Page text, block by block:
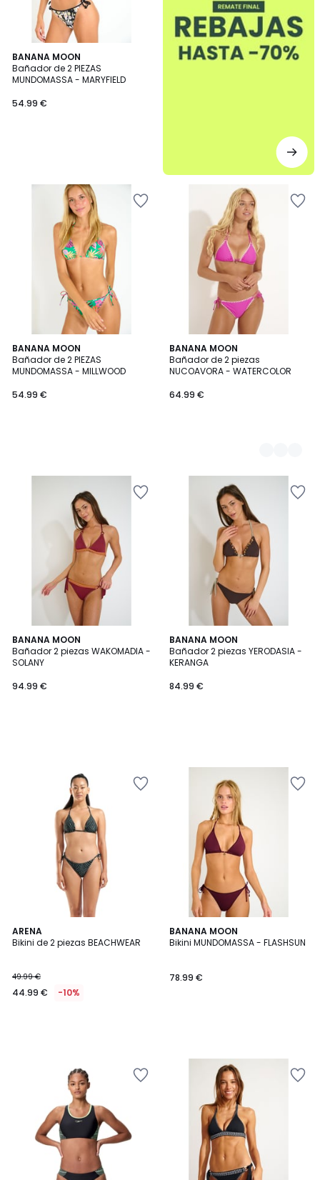
BANANA MOON
Bañador de 2 PIEZAS
MUNDOMASSA - MARYFIELD
54.99 €
BANANA MOON
Bañador de 2 PIEZAS
MUNDOMASSA - MILLWOOD
54.99 €
BANANA MOON
Bañador de 2 piezas
NUCOAVORA - WATERCOLOR
64.99 €
3
Colores
BANANA MOON
Bañador 2 piezas WAKOMADIA -
SOLANY
94.99 €
BANANA MOON
Bañador 2 piezas YERODASIA -
KERANGA
84.99 €
ARENA
Bikini de 2 piezas BEACHWEAR
49.99 €
44.99 € -10%
BANANA MOON
Bikini MUNDOMASSA - FLASHSUN
78.99 €